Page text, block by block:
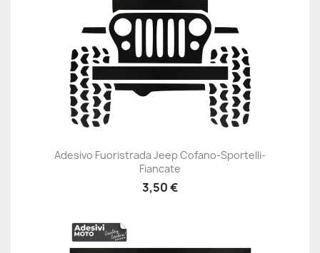
Adesivo Fuoristrada Jeep Cofano-Sportelli-
Fiancate
3,50 €